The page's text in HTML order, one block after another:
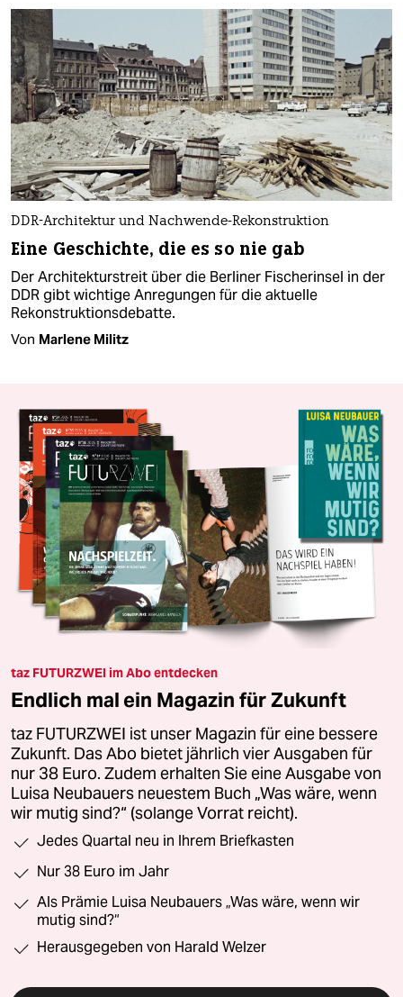
DDR-Architektur und Nachwende-Rekonstruktion
Eine Geschichte, die es so nie gab
Der Architekturstreit über die Berliner Fischerinsel in der
DDR gibt wichtige Anregungen für die aktuelle
Rekonstruktionsdebatte.
Von Marlene Militz
taz FUTURZWEI im Abo entdecken
Endlich mal ein Magazin für Zukunft
taz FUTURZWEI ist unser Magazin für eine bessere
Zukunft. Das Abo bietet jährlich vier Ausgaben für
nur 38 Euro. Zudem erhalten Sie eine Ausgabe von
Luisa Neubauers neuestem Buch „Was wäre, wenn
wir mutig sind?“ (solange Vorrat reicht).
Jedes Quartal neu in Ihrem Briefkasten
Nur 38 Euro im Jahr
Als Prämie Luisa Neubauers „Was wäre, wenn wir
mutig sind?“
Herausgegeben von Harald Welzer